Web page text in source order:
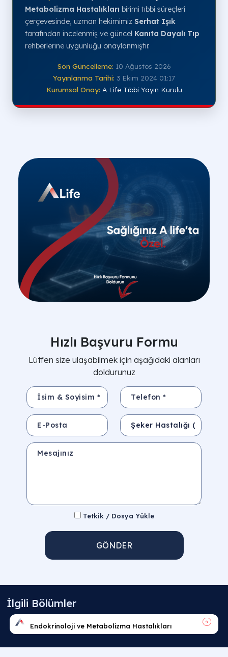
Metabolizma Hastalıkları birimi tıbbi süreçleri
çerçevesinde, uzman hekimimiz Serhat Işık
tarafından incelenmiş ve güncel Kanıta Dayalı Tıp
rehberlerine uygunluğu onaylanmıştır.
Son Güncelleme: 10 Ağustos 2026
Yayınlanma Tarihi: 3 Ekim 2024 01:17
Kurumsal Onay: A Life Tıbbi Yayın Kurulu
Hızlı Başvuru Formu
Lütfen size ulaşabilmek için aşağıdaki alanları
doldurunuz
İsim & Soyisim * Telefon *
E-Posta Konu
Mesajınız
Tetkik / Dosya Yükle
GÖNDER